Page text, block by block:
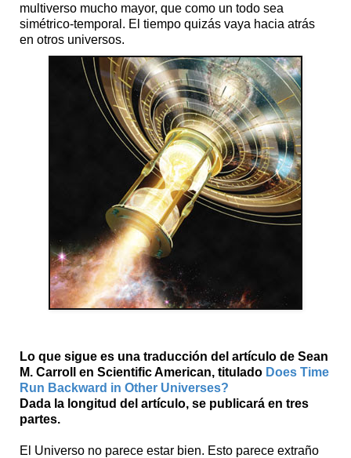
multiverso mucho mayor, que como un todo sea
simétrico-temporal. El tiempo quizás vaya hacia atrás
en otros universos.
Lo que sigue es una traducción del artículo de Sean
M. Carroll en Scientific American, titulado Does Time
Run Backward in Other Universes?
Dada la longitud del artículo, se publicará en tres
partes.
El Universo no parece estar bien. Esto parece extraño